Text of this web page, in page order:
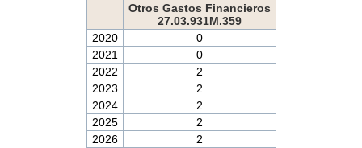
Otros Gastos Financieros
27.03.931M.359
2020
0
2021
0
2022
2
2023
2
2024
2
2025
2
2026
2